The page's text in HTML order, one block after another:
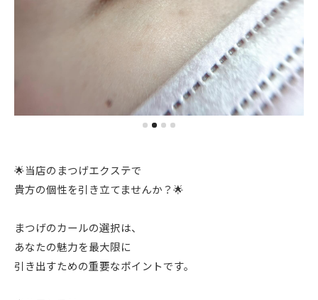
🌟当店のまつげエクステで
貴方の個性を引き立てませんか？🌟
まつげのカールの選択は、
あなたの魅力を最大限に
引き出すための重要なポイントです。